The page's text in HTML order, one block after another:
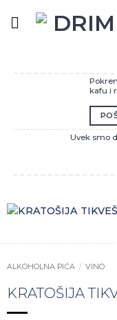
kafu i
Uvek smo
ALKOHOLNA PIĆA / VINO
KRATOŠIJA